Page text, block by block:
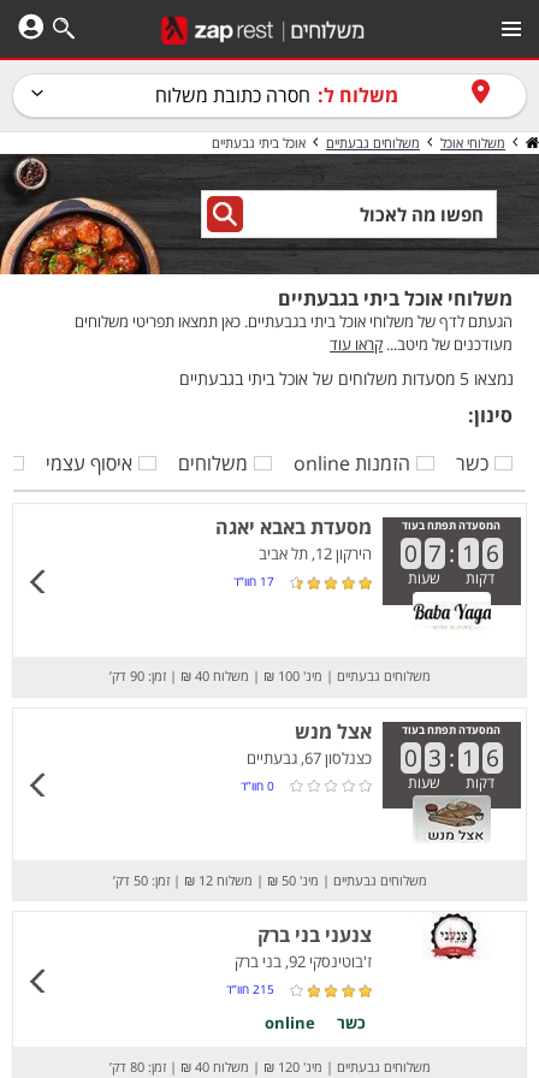
משלוח ל: חסרה כתובת משלוח
משלוחי אוכל משלוחים גבעתיים אוכל ביתי גבעתיים
משלוחי אוכל ביתי בגבעתיים
הגעתם לדף של משלוחי אוכל ביתי בגבעתיים. כאן תמצאו תפריטי משלוחים
מעודכנים של מיטב... קראו עוד
נמצאו 5 מסעדות משלוחים של אוכל ביתי בגבעתיים
סינון:
כשר
הזמנות online משלוחים איסוף עצמי
המסעדה תפתח בעוד
0 7 : 1 6
דקות שעות
מסעדת באבא יאגה
הירקון 12, תל אביב
17 חוו”ד
משלוחים גבעתיים | מינ' 100 ₪ | משלוח 40 ₪ | זמן: 90 דק’
המסעדה תפתח בעוד
0 3 : 1 6
דקות שעות
אצל מנש
כצנלסון 67, גבעתיים
0 חוו”ד
משלוחים גבעתיים | מינ' 50 ₪ | משלוח 12 ₪ | זמן: 50 דק’
צנעני בני ברק
ז'בוטינסקי 92, בני ברק
215 חוו”ד
כשר online
משלוחים גבעתיים | מינ' 120 ₪ | משלוח 40 ₪ | זמן: 80 דק’